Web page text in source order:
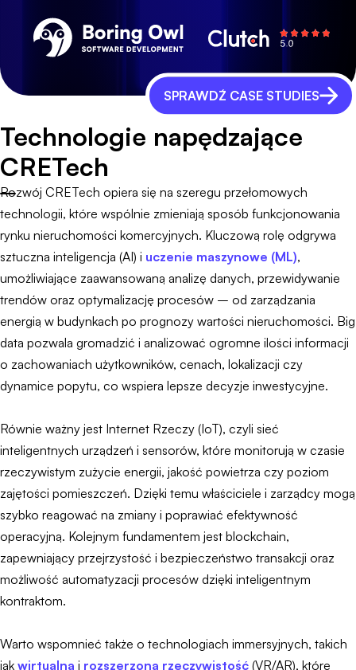
SPRAWDŹ CASE STUDIES
Technologie napędzające
CRETech
Rozwój CRETech opiera się na szeregu przełomowych
technologii, które wspólnie zmieniają sposób funkcjonowania
rynku nieruchomości komercyjnych. Kluczową rolę odgrywa
sztuczna inteligencja (AI) i uczenie maszynowe (ML),
umożliwiające zaawansowaną analizę danych, przewidywanie
trendów oraz optymalizację procesów – od zarządzania
energią w budynkach po prognozy wartości nieruchomości. Big
data pozwala gromadzić i analizować ogromne ilości informacji
o zachowaniach użytkowników, cenach, lokalizacji czy
dynamice popytu, co wspiera lepsze decyzje inwestycyjne.
Równie ważny jest Internet Rzeczy (IoT), czyli sieć
inteligentnych urządzeń i sensorów, które monitorują w czasie
rzeczywistym zużycie energii, jakość powietrza czy poziom
zajętości pomieszczeń. Dzięki temu właściciele i zarządcy mogą
szybko reagować na zmiany i poprawiać efektywność
operacyjną. Kolejnym fundamentem jest blockchain,
zapewniający przejrzystość i bezpieczeństwo transakcji oraz
możliwość automatyzacji procesów dzięki inteligentnym
kontraktom.
Warto wspomnieć także o technologiach immersyjnych, takich
jak wirtualna i rozszerzona rzeczywistość (VR/AR), które